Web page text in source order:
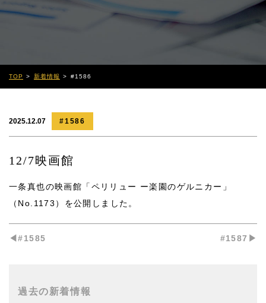
TOP 新着情報 #1586
2025.12.07 #1586
12/7映画館
一条真也の映画館「ペリリュー ー楽園のゲルニカー」
（No.1173） を公開しました。
◀︎#1585 #1587▶︎
過去の新着情報